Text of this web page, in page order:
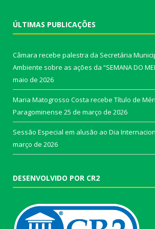
ÚLTIMAS PUBLICAÇÕES
Câmara recebe palestra da Secretária
Ambiente sobre as ações da “SEMANA DO
maio de 2026
Maria Matogrosso Costa recebe Título de
Paragominense 25 de março de 2026
Sessão Especial em alusão ao Dia
março de 2026
DESENVOLVIDO POR CR2